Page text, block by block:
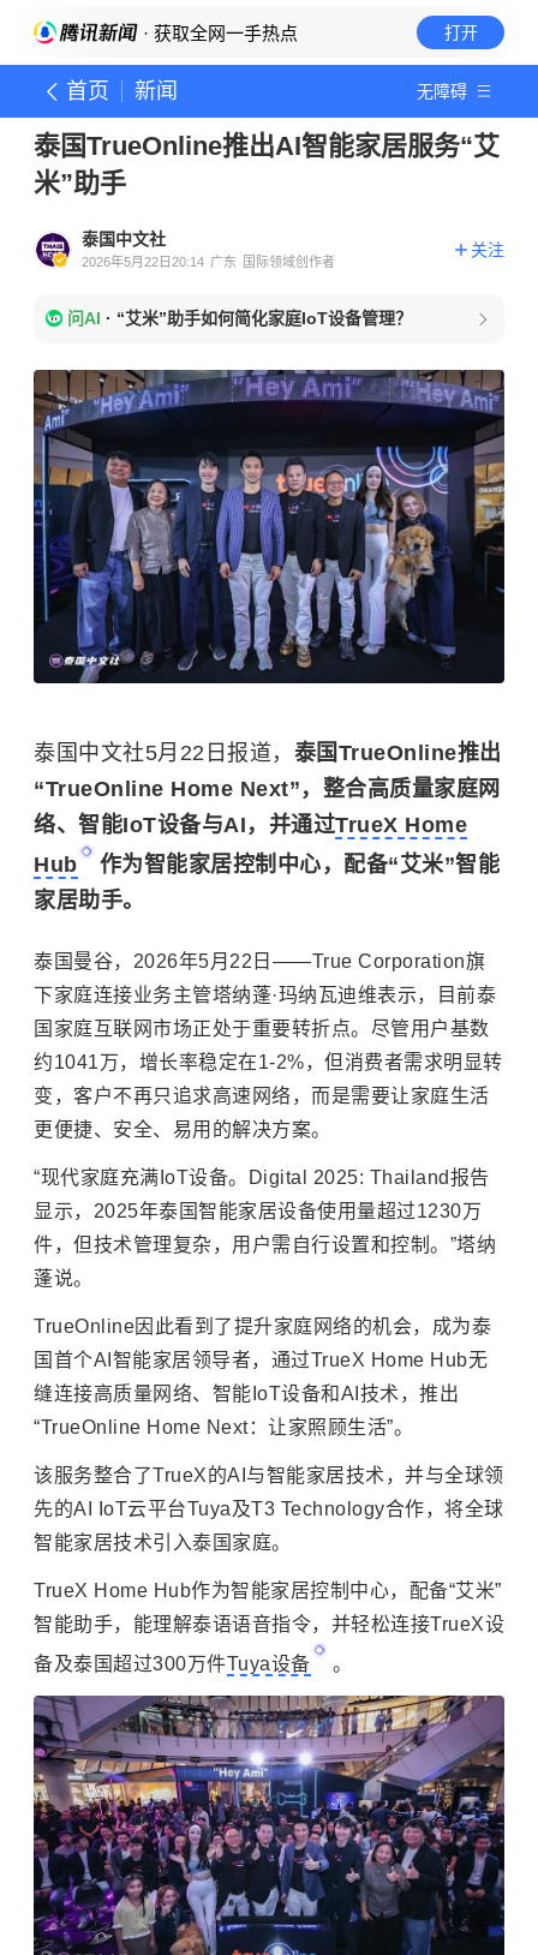
· 获取全网一手热点 打开
首页 新闻 无障碍
泰国TrueOnline推出AI智能家居服务“艾
米”助手
泰国中文社
2026年5月22日20:14 广东 国际领域创作者
关注
问AI · “艾米”助手如何简化家庭IoT设备管理？
泰国中文社5月22日报道， 泰国TrueOnline推出
“TrueOnline Home Next”，整合高质量家庭网
络、智能IoT设备与AI，并通过TrueX Home
Hub
作为智能家居控制中心，配备“艾米”智能
家居助手。
泰国曼谷，2026年5月22日——True Corporation旗
下家庭连接业务主管塔纳蓬·玛纳瓦迪维表示，目前泰
国家庭互联网市场正处于重要转折点。尽管用户基数
约1041万，增长率稳定在1-2%，但消费者需求明显转
变，客户不再只追求高速网络，而是需要让家庭生活
更便捷、安全、易用的解决方案。
“现代家庭充满IoT设备。Digital 2025: Thailand报告
显示，2025年泰国智能家居设备使用量超过1230万
件，但技术管理复杂，用户需自行设置和控制。”塔纳
蓬说。
TrueOnline因此看到了提升家庭网络的机会，成为泰
国首个AI智能家居领导者，通过TrueX Home Hub无
缝连接高质量网络、智能IoT设备和AI技术，推出
“TrueOnline Home Next：让家照顾生活”。
该服务整合了TrueX的AI与智能家居技术，并与全球领
先的AI IoT云平台Tuya及T3 Technology合作，将全球
智能家居技术引入泰国家庭。
TrueX Home Hub作为智能家居控制中心，配备“艾米”
智能助手，能理解泰语语音指令，并轻松连接TrueX设
备及泰国超过300万件Tuya设备 。